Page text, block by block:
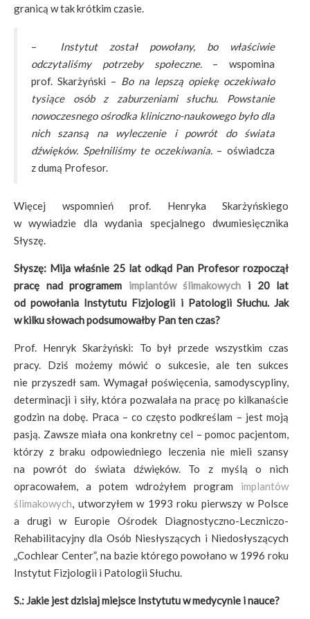
granicą w tak krótkim czasie.
–
Instytut został powołany, bo właściwie
odczytaliśmy potrzeby społeczne.– wspomina
prof. Skarżyński – Bo na lepszą opiekę oczekiwało
tysiące osób z zaburzeniami słuchu. Powstanie
nowoczesnego ośrodka kliniczno-naukowego było dla
nich szansą na wyleczenie i powrót do świata
dźwięków. Spełniliśmy te oczekiwania.– oświadcza
z dumą Profesor.
Więcej wspomnień prof. Henryka Skarżyńskiego
w wywiadzie dla wydania specjalnego dwumiesięcznika
Słyszę.
Słyszę: Mija właśnie 25 lat odkąd Pan Profesor rozpoczął
pracę nad programem implantów ślimakowych i 20 lat
od powołania Instytutu Fizjologii i Patologii Słuchu. Jak
w kilku słowach podsumowałby Pan ten czas?
Prof. Henryk Skarżyński: To był przede wszystkim czas
pracy. Dziś możemy mówić o sukcesie, ale ten sukces
nie przyszedł sam. Wymagał poświęcenia, samodyscypliny,
determinacji i siły, która pozwalała na pracę po kilkanaście
godzin na dobę. Praca – co często podkreślam – jest moją
pasją. Zawsze miała ona konkretny cel – pomoc pacjentom,
którzy z braku odpowiedniego leczenia nie mieli szansy
na powrót do świata dźwięków. To z myślą o nich
opracowałem, a potem wdrożyłem program implantów
ślimakowych, utworzyłem w 1993 roku pierwszy w Polsce
a drugi w Europie Ośrodek Diagnostyczno-Leczniczo-
Rehabilitacyjny dla Osób Niesłyszących i Niedosłyszących
„Cochlear Center”, na bazie którego powołano w 1996 roku
Instytut Fizjologii i Patologii Słuchu.
S.: Jakie jest dzisiaj miejsce Instytutu w medycynie i nauce?